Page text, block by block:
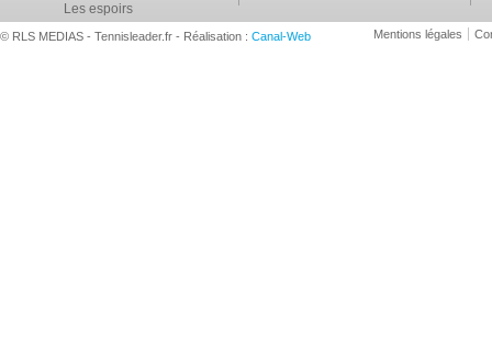
Les espoirs
© RLS MEDIAS - Tennisleader.fr - Réalisation : Canal-Web Mentions légales